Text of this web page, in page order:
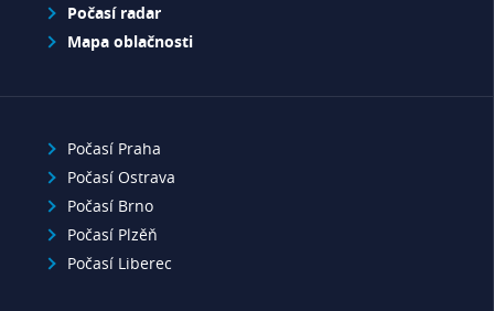
Počasí radar
Mapa oblačnosti
Počasí Praha
Počasí Ostrava
Počasí Brno
Počasí Plzěň
Počasí Liberec